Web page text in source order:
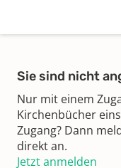
Sie sind nicht
Nur mit einem
Kirchenbücher
Zugang? Dann
direkt an.
Jetzt anmelden